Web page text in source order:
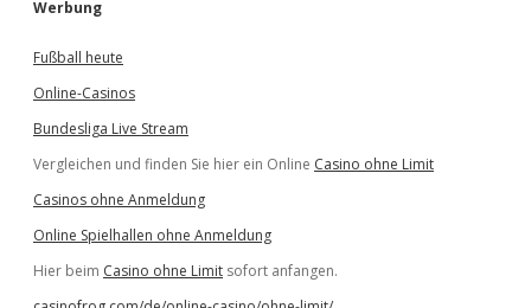
Werbung
Fußball heute
Online-Casinos
Bundesliga Live Stream
Vergleichen und finden Sie hier ein Online Casino ohne Limit
Casinos ohne Anmeldung
Online Spielhallen ohne Anmeldung
Hier beim Casino ohne Limit sofort anfangen.